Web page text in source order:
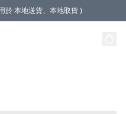
於 本地送貨、本地取貨 )